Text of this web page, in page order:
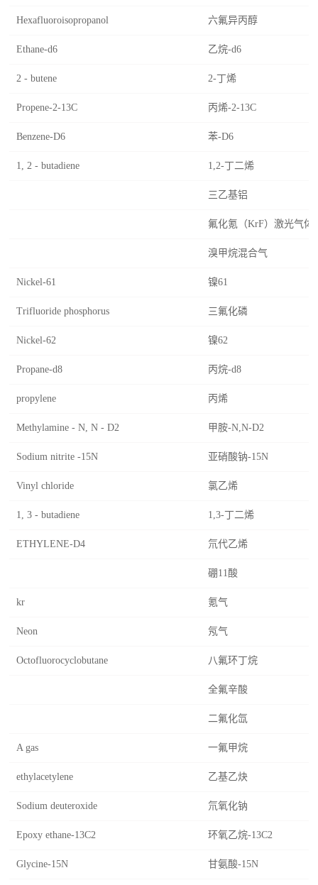
Hexafluoroisopropanol 六氟异丙醇
Ethane-d6 乙烷-d6
2 - butene 2-丁烯
Propene-2-13C 丙烯-2-13C
Benzene-D6 苯-D6
1, 2 - butadiene 1,2-丁二烯
三乙基铝
氟化氪（KrF）激光气体
溴甲烷混合气
Nickel-61 镍61
Trifluoride phosphorus 三氟化磷
Nickel-62 镍62
Propane-d8 丙烷-d8
propylene 丙烯
Methylamine - N, N - D2 甲胺-N,N-D2
Sodium nitrite -15N 亚硝酸钠-15N
Vinyl chloride 氯乙烯
1, 3 - butadiene 1,3-丁二烯
ETHYLENE-D4 氘代乙烯
硼11酸
kr 氪气
Neon 氖气
Octofluorocyclobutane 八氟环丁烷
全氟辛酸
二氟化氙
A gas 一氟甲烷
ethylacetylene 乙基乙炔
Sodium deuteroxide 氘氧化钠
Epoxy ethane-13C2 环氧乙烷-13C2
Glycine-15N 甘氨酸-15N